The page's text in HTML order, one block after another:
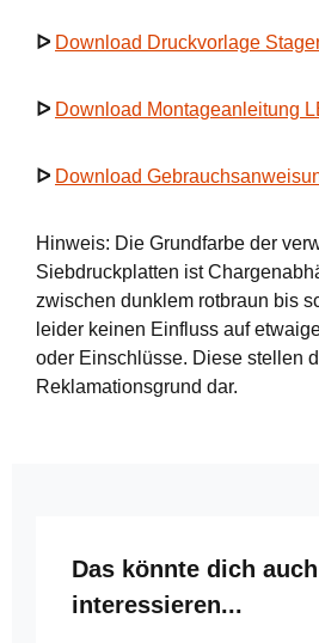
ᐅ Download Druckvorlage
ᐅ Download Montageanleitung
ᐅ Download
Hinweis: Die Grundfarbe der
Siebdruckplatten ist
zwischen dunklem rotbraun bis
leider keinen Einfluss auf
oder Einschlüsse. Diese stellen
Reklamationsgrund dar.
Produktgalerie überspringen
Das könnte dich auch
interessieren...